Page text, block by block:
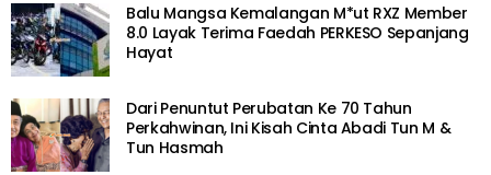
Balu Mangsa Kemalangan M*ut RXZ Member
8.0 Layak Terima Faedah PERKESO Sepanjang
Hayat
Dari Penuntut Perubatan Ke 70 Tahun
Perkahwinan, Ini Kisah Cinta Abadi Tun M &
Tun Hasmah